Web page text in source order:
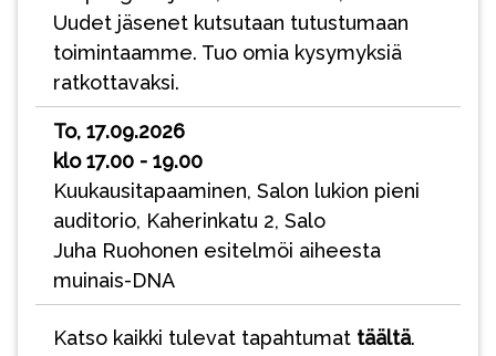
Uudet jäsenet kutsutaan tutustumaan
toimintaamme. Tuo omia kysymyksiä
ratkottavaksi.
To, 17.09.2026
klo 17.00 - 19.00
Kuukausitapaaminen, Salon lukion pieni
auditorio, Kaherinkatu 2, Salo
Juha Ruohonen esitelmöi aiheesta
muinais-DNA
Katso kaikki tulevat tapahtumat täältä.